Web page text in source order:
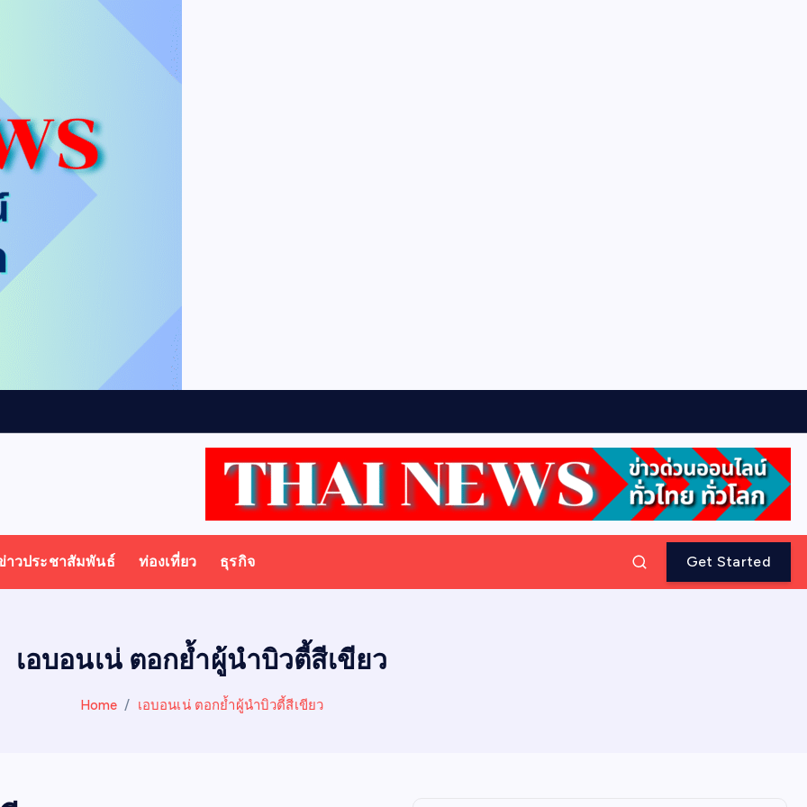
าวประชาสัมพันธ์ ท่องเที่ยว ธุรกิจ Get Started
เอบอนเน่ ตอกย้ำผู้นำบิวตี้สีเขียว
Home เอบอนเน่ ตอกย้ำผู้นำบิวตี้สีเขียว